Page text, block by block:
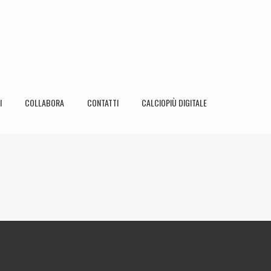
COLLABORA CONTATTI CALCIOPIÙ DIGITALE